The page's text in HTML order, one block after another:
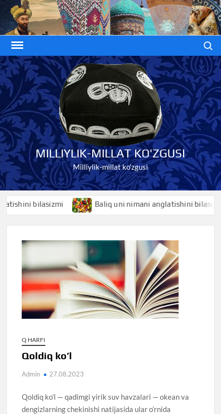
Skip
to
content
MILLIYLIK-MILLAT KO'ZGUSI
Milliylik-millat ko'zgusi
bilasizmi Baliq uni nimani anglatishini bilasizmi
Q HARFI
Qoldiq ko’l
Admin 27.08.2023
Qoldiq ko’l — qadimgi yirik suv havzalari — okean va
dengizlarning chekinishi natijasida ular o’rnida